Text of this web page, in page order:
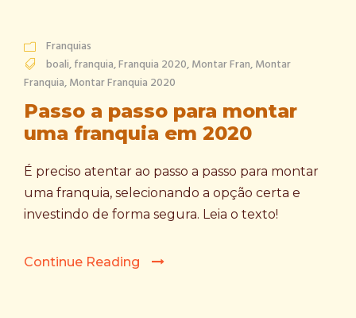
Franquias
boali,franquia,Franquia 2020,Montar Fran,Montar
Franquia,Montar Franquia 2020
Passo a passo para montar
uma franquia em 2020
É preciso atentar ao passo a passo para montar
uma franquia, selecionando a opção certa e
investindo de forma segura. Leia o texto!
Continue Reading